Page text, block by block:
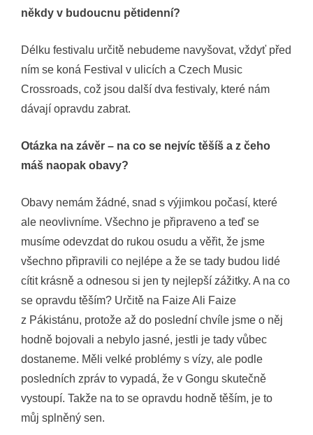
někdy v budoucnu pětidenní?
Délku festivalu určitě nebudeme navyšovat, vždyť před
ním se koná Festival v ulicích a Czech Music
Crossroads, což jsou další dva festivaly, které nám
dávají opravdu zabrat.
Otázka na závěr – na co se nejvíc těšíš a z čeho
máš naopak obavy?
Obavy nemám žádné, snad s výjimkou počasí, které
ale neovlivníme. Všechno je připraveno a teď se
musíme odevzdat do rukou osudu a věřit, že jsme
všechno připravili co nejlépe a že se tady budou lidé
cítit krásně a odnesou si jen ty nejlepší zážitky. A na co
se opravdu těším? Určitě na Faize Ali Faize
z Pákistánu, protože až do poslední chvíle jsme o něj
hodně bojovali a nebylo jasné, jestli je tady vůbec
dostaneme. Měli velké problémy s vízy, ale podle
posledních zpráv to vypadá, že v Gongu skutečně
vystoupí. Takže na to se opravdu hodně těším, je to
můj splněný sen.